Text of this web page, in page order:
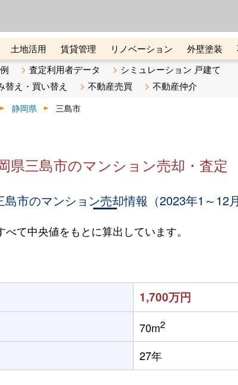
土地活用 賃貸管理 リノベーション 外壁塗装
座 リビンマガジンBiz 不動産売却ご相談デスク
査定利用者データ
シミュレーション 戸建て
替え・買い替え 不動産売買 不動産仲介
静岡県 三島市
県三島市のマンション売却・査定
島市のマンション売却情報（2023年1～12月
て中央値をもとに算出しています。
1,700万円
70m2
27年